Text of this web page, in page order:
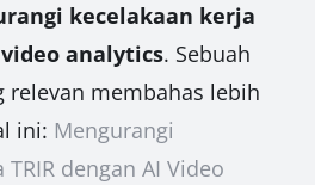
kecelakaan kerja
video analytics. Sebuah
relevan membahas lebih
ini: Mengurangi
TRIR dengan AI Video